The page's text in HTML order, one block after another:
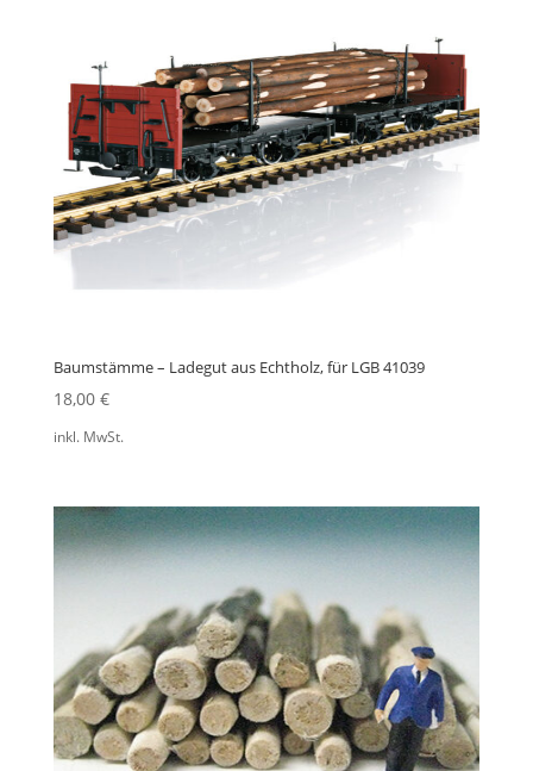
Baumstämme – Ladegut aus Echtholz, für LGB 41039
18,00 €
inkl. MwSt.